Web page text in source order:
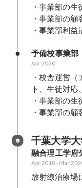
・事業部の
・事業部の
・事業部利
予備校事業部
Apr 2020
・校舎運営
ト、生徒対応
・事業部の
千葉大学
融合理工学府
Apr 2018- Mar
放射線治療場